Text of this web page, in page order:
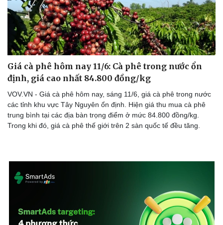
Giá cà phê hôm nay 11/6: Cà phê trong nước ổn
định, giá cao nhất 84.800 đồng/kg
VOV.VN - Giá cà phê hôm nay, sáng 11/6, giá cà phê trong nước
các tỉnh khu vực Tây Nguyên ổn định. Hiện giá thu mua cà phê
trung bình tại các địa bàn trọng điểm ở mức 84.800 đồng/kg.
Trong khi đó, giá cà phê thế giới trên 2 sàn quốc tế đều tăng.